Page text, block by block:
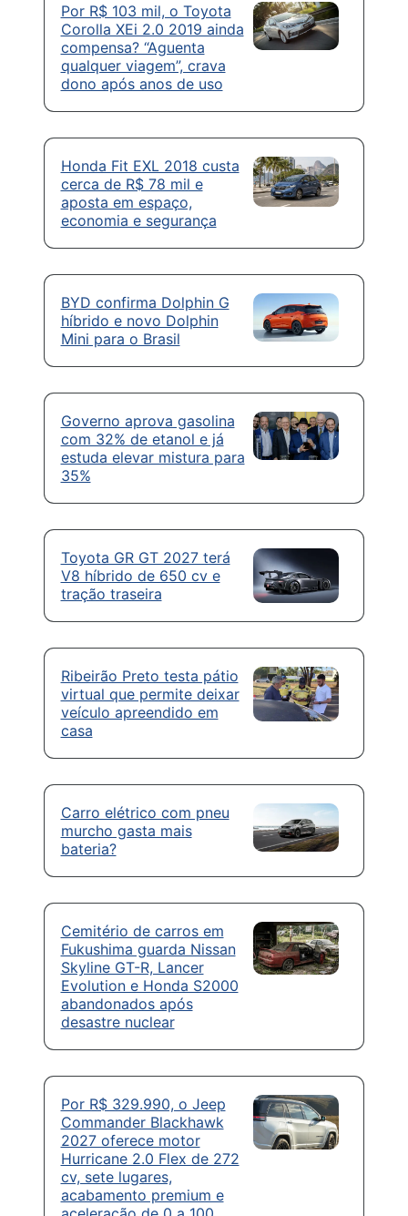
Por R$ 103 mil, o Toyota
Corolla XEi 2.0 2019 ainda
compensa? “Aguenta
qualquer viagem”, crava
dono após anos de uso
Honda Fit EXL 2018 custa
cerca de R$ 78 mil e
aposta em espaço,
economia e segurança
BYD confirma Dolphin G
híbrido e novo Dolphin
Mini para o Brasil
Governo aprova gasolina
com 32% de etanol e já
estuda elevar mistura para
35%
Toyota GR GT 2027 terá
V8 híbrido de 650 cv e
tração traseira
Ribeirão Preto testa pátio
virtual que permite deixar
veículo apreendido em
casa
Carro elétrico com pneu
murcho gasta mais
bateria?
Cemitério de carros em
Fukushima guarda Nissan
Skyline GT-R, Lancer
Evolution e Honda S2000
abandonados após
desastre nuclear
Por R$ 329.990, o Jeep
Commander Blackhawk
2027 oferece motor
Hurricane 2.0 Flex de 272
cv, sete lugares,
acabamento premium e